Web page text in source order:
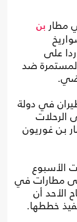
مطار بن
على
المستمرة ضد
في دولة
الرحلات
بن غوريون
الأسبوع
مطارات في
الأحد أن
خططها.